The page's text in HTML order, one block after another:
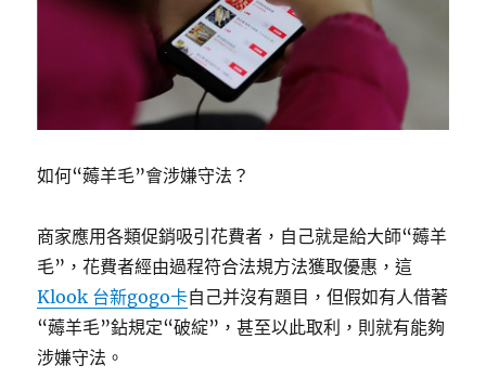
如何“薅羊毛”會涉嫌守法？
商家應用各類促銷吸引花費者，自己就是給大師“薅羊
毛”，花費者經由過程符合法規方法獲取優惠，這
Klook 台新gogo卡自己并沒有題目，但假如有人借著
“薅羊毛”鉆規定“破綻”，甚至以此取利，則就有能夠
涉嫌守法。